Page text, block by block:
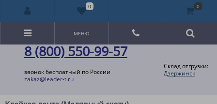
8 (800) 550-99-57
звонок бесплатный по России
zakaz@leader-t.ru
Склад отгрузки:
Дзержинск
МЕНЮ
0 0